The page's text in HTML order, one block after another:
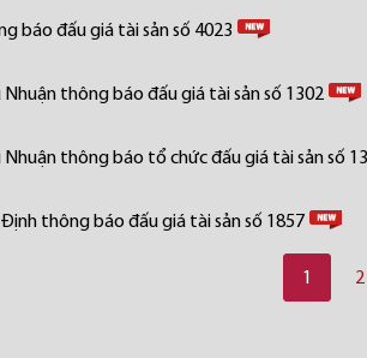
báo đấu giá tài sản số 4023
Nhuận thông báo đấu giá tài sản số 1302
Nhuận thông báo tổ chức đấu giá tài sản số
Định thông báo đấu giá tài sản số 1857
1 2